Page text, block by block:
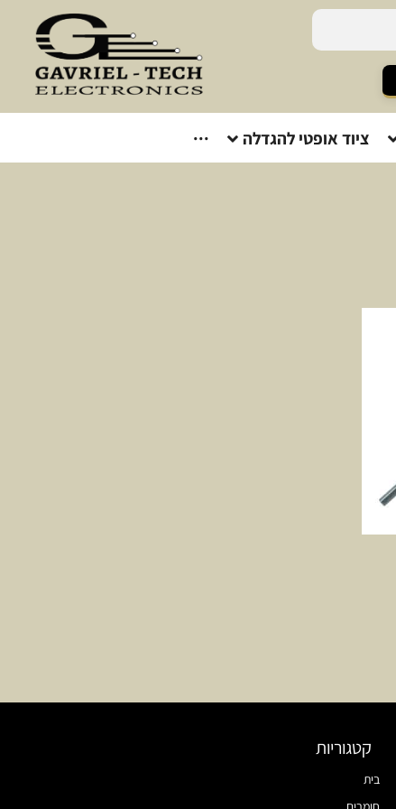
ציוד אופטי להגדלה ···
קטגוריות
בית